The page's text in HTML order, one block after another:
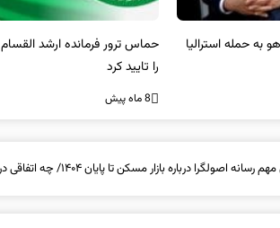
به حمله استرالیا
حماس ترور فرمانده ارشد القسام
را تایید کرد
8 ماه پیش
اصولگرا درباره بازار مسکن تا پایان ۱۴۰۴/ چه اتفاقی در قیمت اجاره و مسکن می‌افتد؟